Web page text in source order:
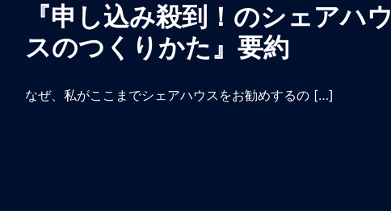
『申し込み殺到！のシェアハウ
スのつくりかた』要約
なぜ、私がここまでシェアハウスをお勧めするの […]